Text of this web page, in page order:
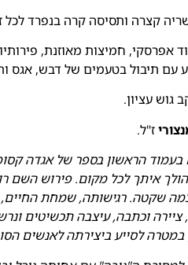
קצרה ותסיסה קרה בנפרד לכל
אפרסקי, חמיצות מאוזנת,
עם תיבול בטעמים של דבש, אגס
גוש עציון.
ז"ל.
בעמוד הראשון בספר של אגדה
איתך לכל מקום. פירוש השם
שקטה. רגישותה, שמחת החיים,
וכתבה, עיצבה תכשיטים
במטרה לסייע ביצירתה לאנשים